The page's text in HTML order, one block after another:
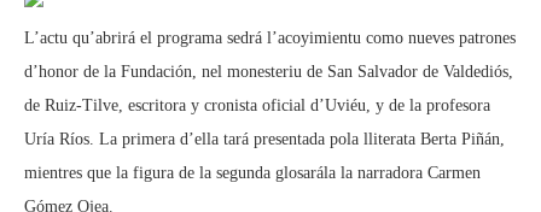
L’actu qu’abrirá el programa sedrá l’acoyimientu como nueves patrones
d’honor de la Fundación, nel monesteriu de San Salvador de Valdediós,
de Ruiz-Tilve, escritora y cronista oficial d’Uviéu, y de la profesora
Uría Ríos. La primera d’ella tará presentada pola lliterata Berta Piñán,
mientres que la figura de la segunda glosarála la narradora Carmen
Gómez Ojea.